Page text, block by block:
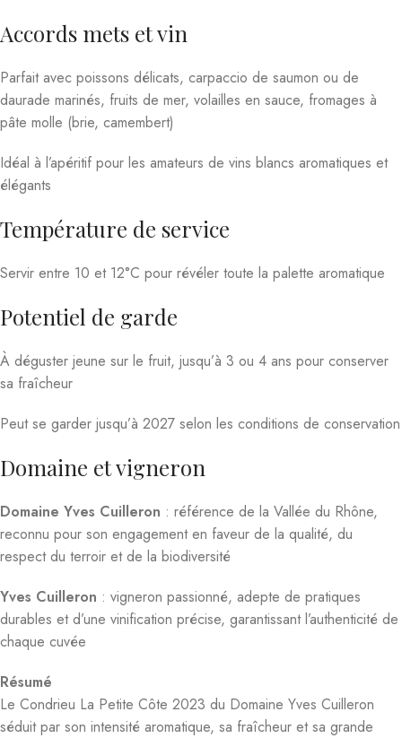
Accords mets et vin
Parfait avec poissons délicats, carpaccio de saumon ou de
daurade marinés, fruits de mer, volailles en sauce, fromages à
pâte molle (brie, camembert)
Idéal à l’apéritif pour les amateurs de vins blancs aromatiques et
élégants
Température de service
Servir entre 10 et 12°C pour révéler toute la palette aromatique
Potentiel de garde
À déguster jeune sur le fruit, jusqu’à 3 ou 4 ans pour conserver
sa fraîcheur
Peut se garder jusqu’à 2027 selon les conditions de conservation
Domaine et vigneron
Domaine Yves Cuilleron : référence de la Vallée du Rhône,
reconnu pour son engagement en faveur de la qualité, du
respect du terroir et de la biodiversité
Yves Cuilleron : vigneron passionné, adepte de pratiques
durables et d’une vinification précise, garantissant l’authenticité de
chaque cuvée
Résumé
Le Condrieu La Petite Côte 2023 du Domaine Yves Cuilleron
séduit par son intensité aromatique, sa fraîcheur et sa grande